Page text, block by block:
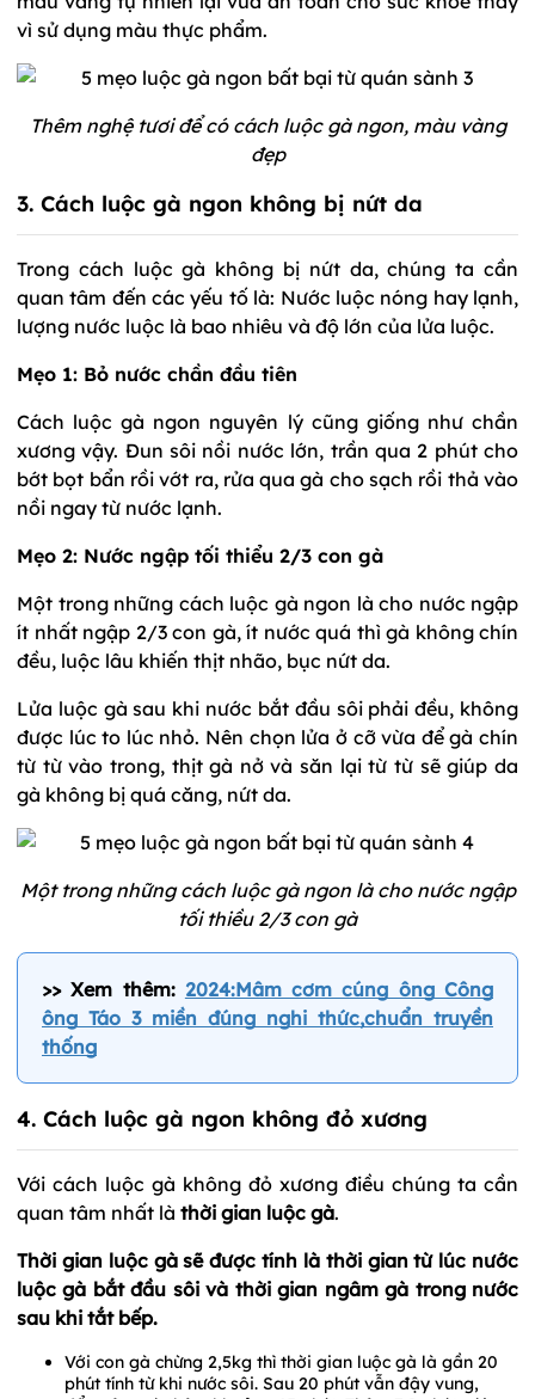
vì sử dụng màu thực phẩm.
Thêm nghệ tươi để có cách luộc gà ngon, màu vàng
đẹp
3. Cách luộc gà ngon không bị nứt da
Trong cách luộc gà không bị nứt da, chúng ta cần
quan tâm đến các yếu tố là: Nước luộc nóng hay lạnh,
lượng nước luộc là bao nhiêu và độ lớn của lửa luộc.
Mẹo 1: Bỏ nước chần đầu tiên
Cách luộc gà ngon nguyên lý cũng giống như chần
xương vậy. Đun sôi nồi nước lớn, trần qua 2 phút cho
bớt bọt bẩn rồi vớt ra, rửa qua gà cho sạch rồi thả vào
nồi ngay từ nước lạnh.
Mẹo 2: Nước ngập tối thiểu 2/3 con gà
Một trong những cách luộc gà ngon là cho nước ngập
ít nhất ngập 2/3 con gà, ít nước quá thì gà không chín
đều, luộc lâu khiến thịt nhão, bục nứt da.
Lửa luộc gà sau khi nước bắt đầu sôi phải đều, không
được lúc to lúc nhỏ. Nên chọn lửa ở cỡ vừa để gà chín
từ từ vào trong, thịt gà nở và săn lại từ từ sẽ giúp da
gà không bị quá căng, nứt da.
Một trong những cách luộc gà ngon là cho nước ngập
tối thiều 2/3 con gà
>> Xem thêm: 2024:Mâm cơm cúng ông Công
ông Táo 3 miền đúng nghi thức,chuẩn truyền
thống
4. Cách luộc gà ngon không đỏ xương
Với cách luộc gà không đỏ xương điều chúng ta cần
quan tâm nhất là thời gian luộc gà.
Thời gian luộc gà sẽ được tính là thời gian từ lúc nước
luộc gà bắt đầu sôi và thời gian ngâm gà trong nước
sau khi tắt bếp.
Với con gà chừng 2,5kg thì thời gian luộc gà là gần 20
phút tính từ khi nước sôi. Sau 20 phút vẫn đậy vung,